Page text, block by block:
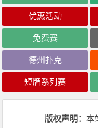
优惠活动
免费赛
德州扑克
短牌系列赛
版权声明：本